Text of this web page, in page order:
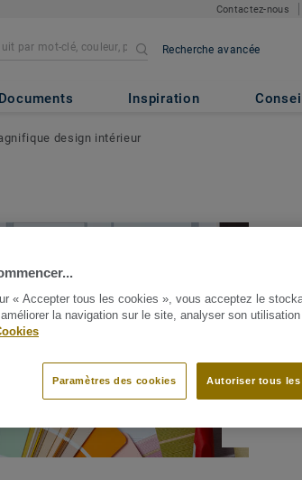
Contactez-nous
Recherche avancée
Documents Inspiration
design intérieur
10
« Accepter tous les cookies », vous acceptez le
la navigation sur le site, analyser son
Paramètres des cookies Autoriser tous les